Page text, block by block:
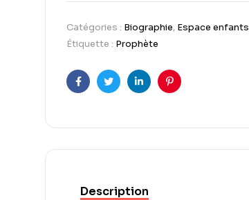
Catégories : Biographie, Espace enfants
Étiquette : Prophète
FacebookTwitterLinkedInPinterest
Description